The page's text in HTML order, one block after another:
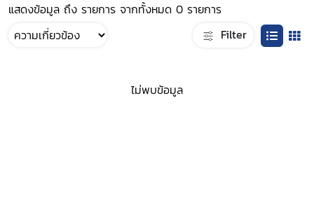
แสดงข้อมูล ถึง รายการ จากทั้งหมด 0 รายการ
Filter
ไม่พบข้อมูล